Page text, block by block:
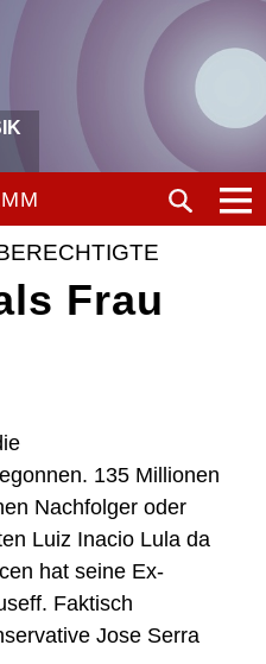
Frau
135 Millionen
Nachfolger oder
Luiz Inacio Lula da
hat seine Ex-
Faktisch
Jose Serra